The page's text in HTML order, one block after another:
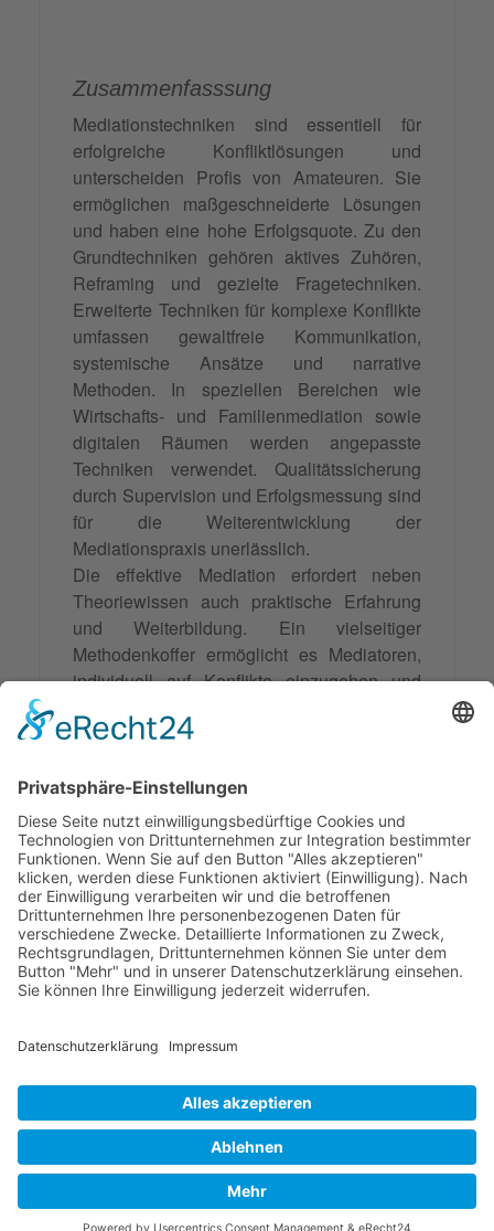
Zusammenfasssung
Mediationstechniken sind essentiell für
erfolgreiche Konfliktlösungen und
unterscheiden Profis von Amateuren. Sie
ermöglichen maßgeschneiderte Lösungen
und haben eine hohe Erfolgsquote. Zu den
Grundtechniken gehören aktives Zuhören,
Reframing und gezielte Fragetechniken.
Erweiterte Techniken für komplexe Konflikte
umfassen gewaltfreie Kommunikation,
systemische Ansätze und narrative
Methoden. In speziellen Bereichen wie
Wirtschafts- und Familienmediation sowie
digitalen Räumen werden angepasste
Techniken verwendet. Qualitätssicherung
durch Supervision und Erfolgsmessung sind
für die Weiterentwicklung der
Mediationspraxis unerlässlich.
Die effektive Mediation erfordert neben
Theoriewissen auch praktische Erfahrung
und Weiterbildung. Ein vielseitiger
Methodenkoffer ermöglicht es Mediatoren,
individuell auf Konflikte einzugehen und
Investitionen in Mediationsfähigkeiten führen
das persönliche Wohlbefinden als auch die
berufliche Anerkennung.
Synonyme: Mediationstechnik,
Mediationstechniken
© 2026 Frank Hartung Ihr Mediator bei Konflikten in Familie,
Frank Hartung - Familien- und Wirtschaftsmediator
263 Bewertungen auf ProvenExpert.com